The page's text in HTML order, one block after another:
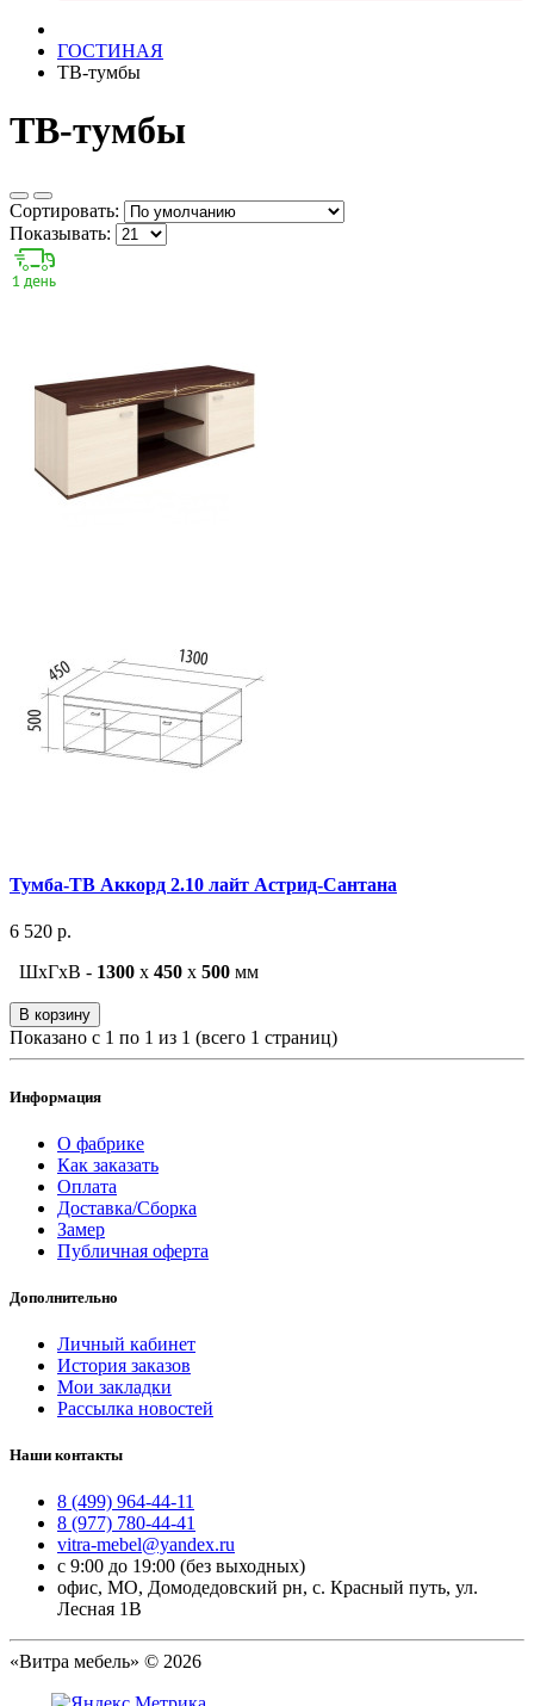
ГОСТИНАЯ
ТВ-тумбы
ТВ-тумбы
Сортировать:
Показывать:
Тумба-ТВ Аккорд 2.10 лайт Астрид-Сантана
6 520 р.
ШxГxВ - 1300 x 450 x 500 мм
В корзину
Показано с 1 по 1 из 1 (всего 1 страниц)
Информация
О фабрике
Как заказать
Оплата
Доставка/Сборка
Замер
Публичная оферта
Дополнительно
Личный кабинет
История заказов
Мои закладки
Рассылка новостей
Наши контакты
8 (499) 964-44-11
8 (977) 780-44-41
vitra-mebel@yandex.ru
с 9:00 до 19:00 (без выходных)
офис, МО, Домодедовский рн, с. Красный путь, ул.
Лесная 1В
«Витра мебель» © 2026